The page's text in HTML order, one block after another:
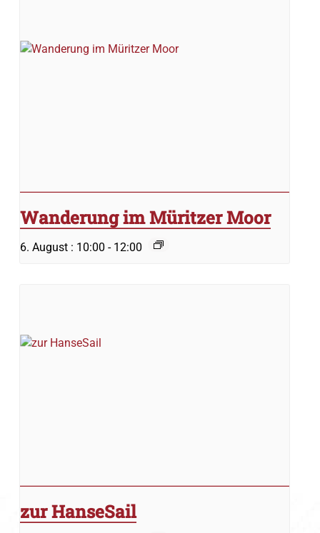
Wanderung im Müritzer Moor
6. August : 10:00 - 12:00
zur HanseSail